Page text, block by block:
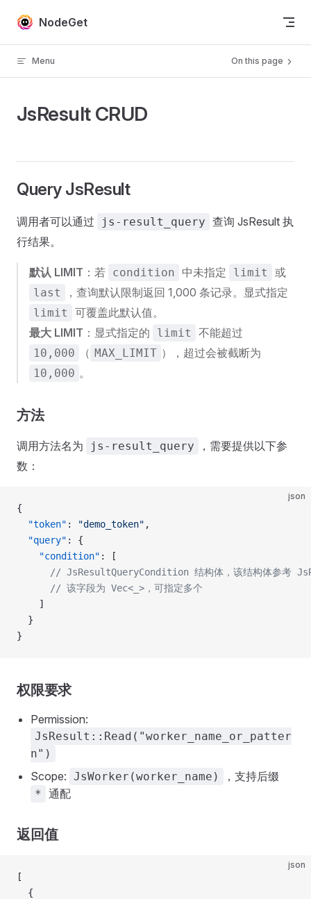
Skip to content
NodeGet
Menu On this page
JsResult CRUD
Query JsResult
调用者可以通过 js-result_query 查询 JsResult 执
行结果。
默认 LIMIT ：若 condition 中未指定 limit 或
last ，查询默认限制返回 1,000 条记录。显式指定
limit
可覆盖此默认值。
最大 LIMIT ：显式指定的 limit 不能超过
10,000 （ MAX_LIMIT ），超过会被截断为
10,000 。
方法
调用方法名为 js-result_query
，需要提供以下参
数：
json
{
  "token"
: "demo_token" ,
  "query"
: {
    "condition"
: [
// JsResultQueryCondition 结构体，该结构体参考
      // 该字段为 Vec<_>，可指定多个
    ]
  }
}
权限要求
Permission:
JsResult::Read("worker_name_or_patter
n")
Scope: JsWorker(worker_name) ，支持后缀
* 通配
返回值
json
[
  {